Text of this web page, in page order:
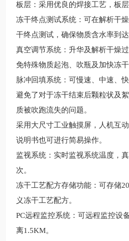
板层：采用优良的焊接工艺，板
冻干终点测试系统：可在解析干
干终点测试，确保物质含水率到达
真空调节系统：升华及解析干燥
免特殊物质起泡、吹瓶及加快冻干
脉冲回填系统：可慢速、中速、
避免了对于冻干结束后颗粒状及
质被吹跑流失的问题。
采用大尺寸工业触摸屏，人机互
说明书也可进行简易操作。
监视系统：实时监视系统温度，
次。
冻干工艺配方存储功能：可存储
义冻干工艺配方。
PC远程监控系统：可远程监控设
离1.5KM。